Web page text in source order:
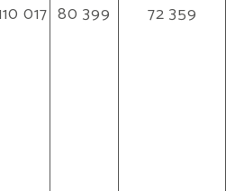
017 80 399 72 359